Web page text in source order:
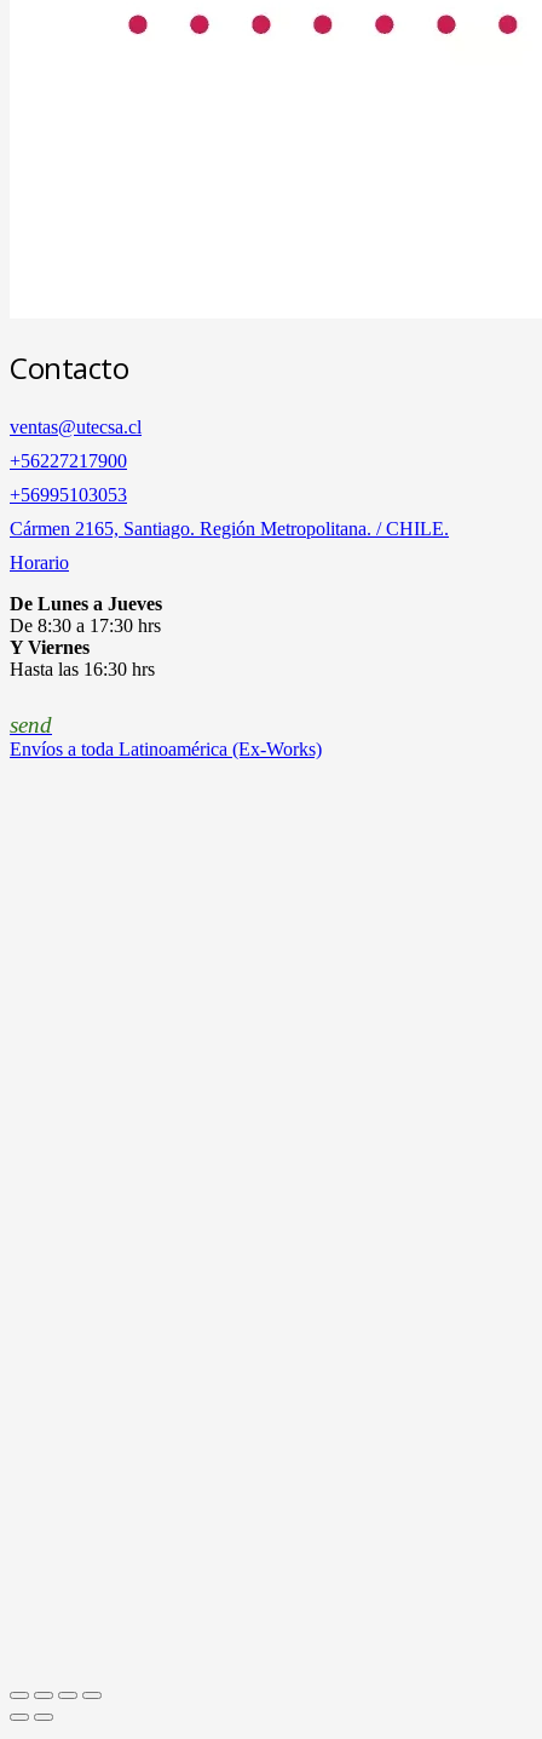
Contacto
ventas@utecsa.cl
+56227217900
‎+56995103053
Cármen 2165, Santiago. Región Metropolitana. / CHILE.
Horario
De Lunes a Jueves
De 8:30 a 17:30 hrs
Y Viernes
Hasta las 16:30 hrs
send
Envíos a toda Latinoamérica (Ex-Works)